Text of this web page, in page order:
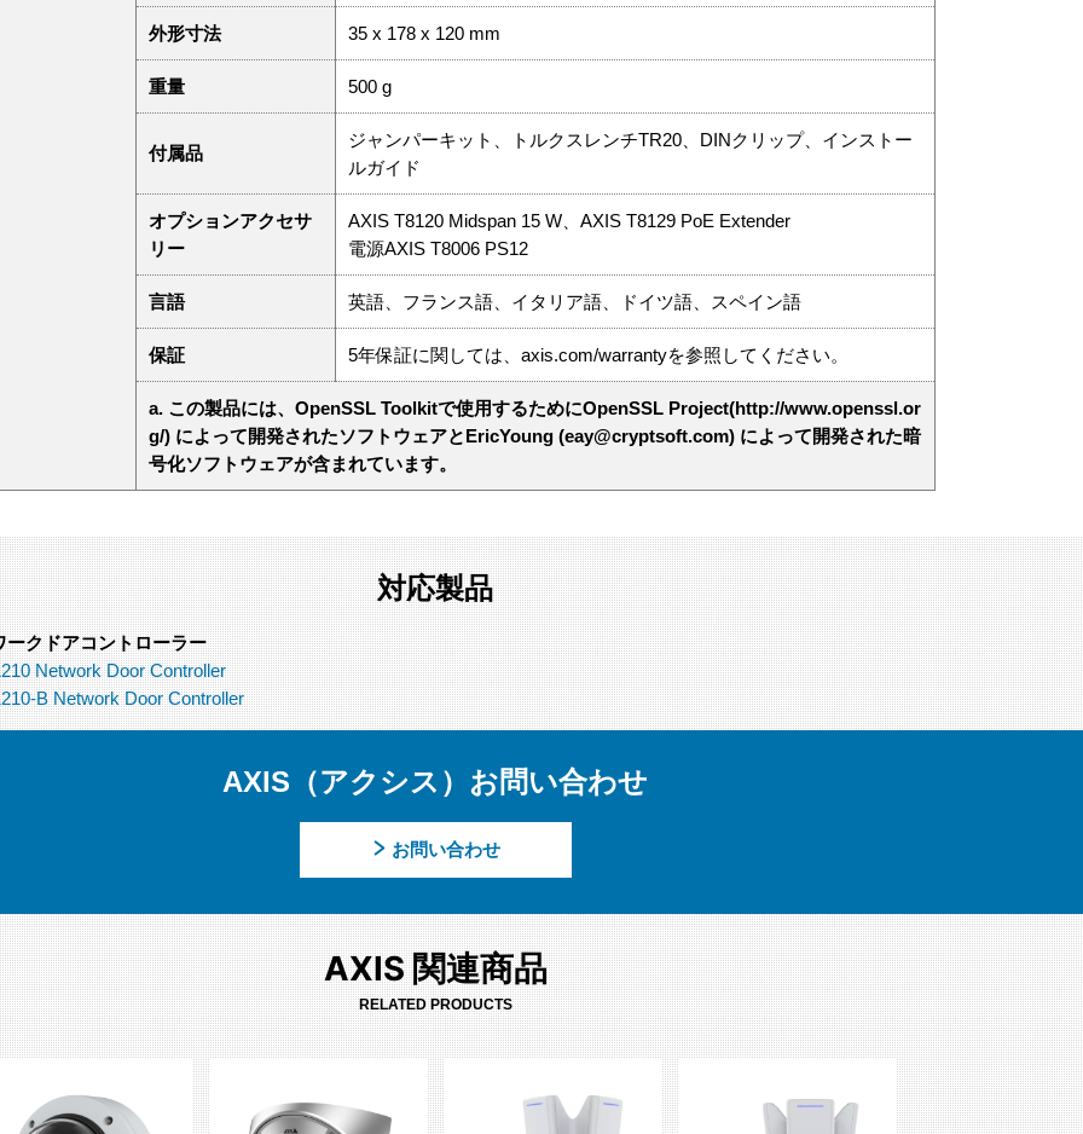
外形寸法 35 x 178 x 120 mm
重量 500 g
付属品
ジャンパーキット、トルクスレンチTR20、DINクリップ、インストー
ルガイド
オプションアクセサ
リー
AXIS T8120 Midspan 15 W、AXIS T8129 PoE Extender
電源AXIS T8006 PS12
言語 英語、フランス語、イタリア語、ドイツ語、スペイン語
保証 5年保証に関しては、axis.com/warrantyを参照してください。
a. この製品には、OpenSSL Toolkitで使⽤するためにOpenSSL Project(http://www.openssl.or
g/) によって開発されたソフトウェアとEricYoung (eay@cryptsoft.com) によって開発された暗
号化ソフトウェアが含まれています。
対応製品
ークドアコントローラー
Network Door Controller
B Network Door Controller
AXIS（アクシス）お問い合わせ
お問い合わせ
AXIS 関連商品
RELATED PRODUCTS